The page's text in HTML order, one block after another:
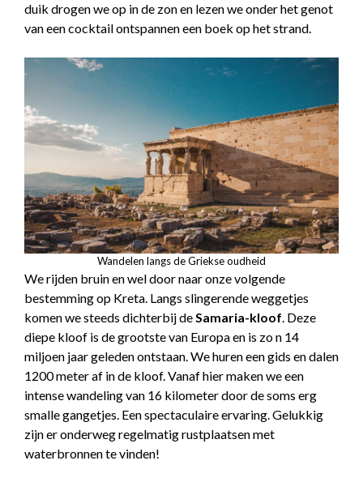
duik drogen we op in de zon en lezen we onder het genot
van een cocktail ontspannen een boek op het strand.
Wandelen langs de Griekse oudheid
We rijden bruin en wel door naar onze volgende
bestemming op Kreta. Langs slingerende weggetjes
komen we steeds dichterbij de Samaria-kloof . Deze
diepe kloof is de grootste van Europa en is zo n 14
miljoen jaar geleden ontstaan. We huren een gids en dalen
1200 meter af in de kloof. Vanaf hier maken we een
intense wandeling van 16 kilometer door de soms erg
smalle gangetjes. Een spectaculaire ervaring. Gelukkig
zijn er onderweg regelmatig rustplaatsen met
waterbronnen te vinden!